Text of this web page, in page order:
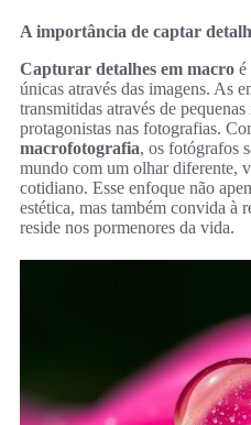
A importância de captar
Capturar detalhes em macro é
únicas através das imagens. As
transmitidas através de
protagonistas nas fotografias.
macrofotografia, os fotógrafos
mundo com um olhar diferente,
cotidiano. Esse enfoque não
estética, mas também convida à
reside nos pormenores da vida.